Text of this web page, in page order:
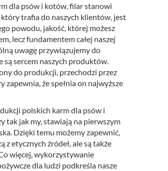
dla psów i kotów, filar stanowi
trafia do naszych klientów, jest
powodu, jakość, której możesz
lecz fundamentem całej naszej
uwagę przywiązujemy do
są sercem naszych produktów.
do produkcji, przechodzi przez
że spełnia on najwyższe
polskich karm dla psów i
tak jak my, stawiają na pierwszym
Dzięki temu możemy zapewnić,
etycznych źródeł, ale są także
więcej, wykorzystywanie
dla ludzi podkreśla nasze